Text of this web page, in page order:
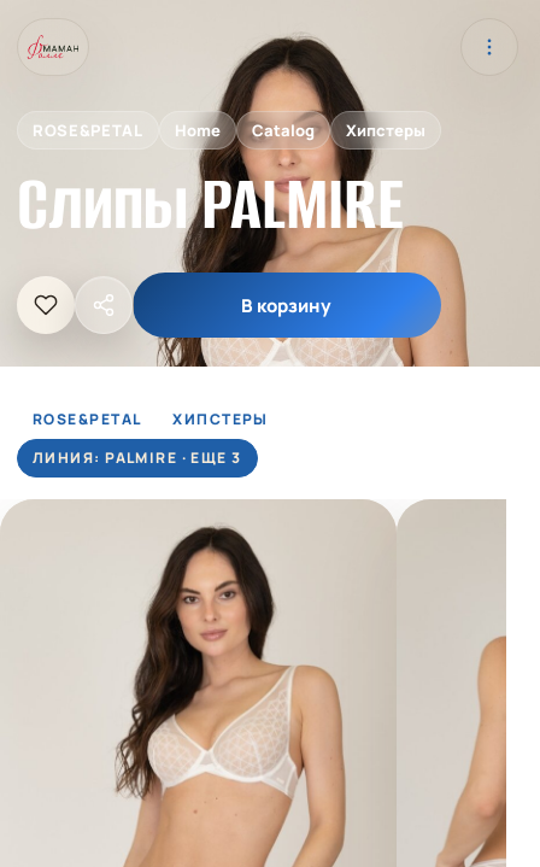
ROSE&PETAL Home Catalog Хипстеры
Слипы PALMIRE
В корзину
ROSE&PETAL
ХИПСТЕРЫ
ЛИНИЯ: PALMIRE · ЕЩЕ 3